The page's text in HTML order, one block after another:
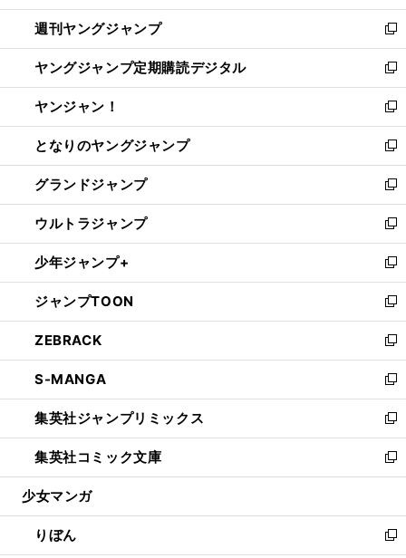
開
く
ウ
で
開
く
ン
ド
ウ
で
開
く
ウ
ィ
ン
ド
ウ
で
開
く
週刊ヤングジャンプ
新
し
い
ウ
ィ
ン
ド
ウ
で
開
く
ヤングジャンプ定期購読デジタル
新
し
い
ウ
ィ
ン
ド
ウ
で
開
く
ヤンジャン！
新
し
い
ウ
ィ
ン
ド
ウ
で
開
く
となりのヤングジャンプ
新
し
い
ウ
ィ
ン
ド
ウ
で
開
く
グランドジャンプ
新
し
い
ウ
ィ
ン
ド
ウ
で
開
く
ウルトラジャンプ
新
し
い
ウ
ィ
ン
ド
ウ
で
開
く
少年ジャンプ+
新
し
い
ウ
ィ
ン
ド
ウ
で
開
く
ジャンプTOON
新
し
い
ウ
ィ
ン
ド
ウ
で
開
ZEBRACK
新
し
い
ウ
ィ
ン
ド
ウ
開
く
S-MANGA
新
し
い
ウ
ィ
ン
ウ
で
開
集英社ジャンプリミックス
新
し
い
ウ
ン
ド
集英社コミック文庫
新
し
ウ
ィ
少女マンガ
りぼん
新